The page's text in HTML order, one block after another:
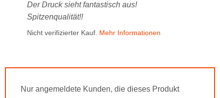
Der Druck sieht fantastisch aus!
Spitzenqualität!!
Nicht verifizierter Kauf. Mehr Informationen
Nur angemeldete Kunden, die dieses Produkt